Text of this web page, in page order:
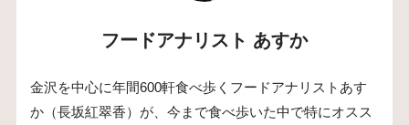
フードアナリスト あすか
金沢を中心に年間600軒食べ歩くフードアナリストあす
か（長坂紅翠香）が、今まで食べ歩いた中で特にオスス